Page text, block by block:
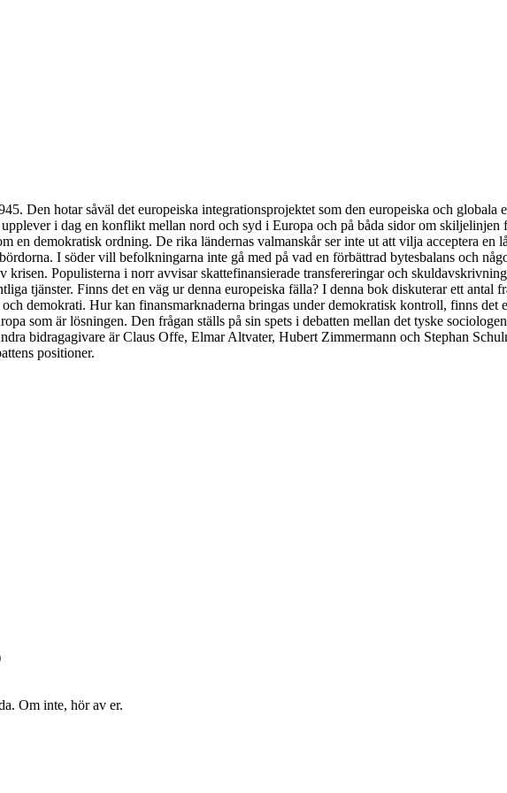
Den hotar såväl det europeiska integrationsprojektet som den europeiska och globala
i dag en konflikt mellan nord och syd i Europa och på båda sidor om skiljelinjen
en demokratisk ordning. De rika ländernas valmanskår ser inte ut att vilja acceptera
I söder vill befolkningarna inte gå med på vad en förbättrad bytesbalans och
Populisterna i norr avvisar skattefinansierade transfereringar och
tjänster. Finns det en väg ur denna europeiska fälla? I denna bok diskuterar ett antal
demokrati. Hur kan finansmarknaderna bringas under demokratisk kontroll, finns
som är lösningen. Den frågan ställs på sin spets i debatten mellan det tyske
bidragagivare är Claus Offe, Elmar Altvater, Hubert Zimmermann och Stephan
positioner.
Om inte, hör av er.